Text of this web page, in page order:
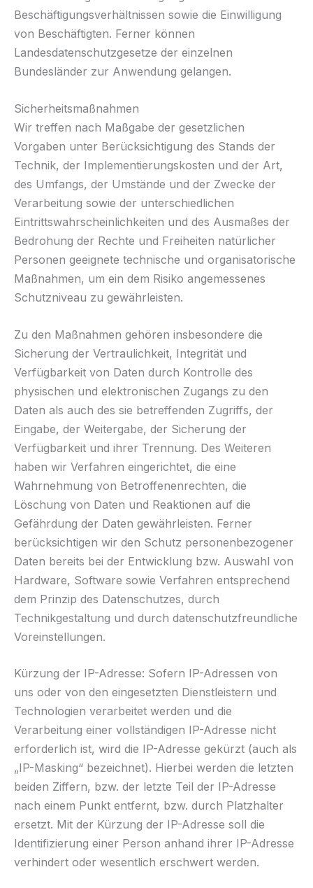
Beschäftigungsverhältnissen sowie die Einwilligung
von Beschäftigten. Ferner können
Landesdatenschutzgesetze der einzelnen
Bundesländer zur Anwendung gelangen.
Sicherheitsmaßnahmen
Wir treffen nach Maßgabe der gesetzlichen
Vorgaben unter Berücksichtigung des Stands der
Technik, der Implementierungskosten und der Art,
des Umfangs, der Umstände und der Zwecke der
Verarbeitung sowie der unterschiedlichen
Eintrittswahrscheinlichkeiten und des Ausmaßes der
Bedrohung der Rechte und Freiheiten natürlicher
Personen geeignete technische und organisatorische
Maßnahmen, um ein dem Risiko angemessenes
Schutzniveau zu gewährleisten.
Zu den Maßnahmen gehören insbesondere die
Sicherung der Vertraulichkeit, Integrität und
Verfügbarkeit von Daten durch Kontrolle des
physischen und elektronischen Zugangs zu den
Daten als auch des sie betreffenden Zugriffs, der
Eingabe, der Weitergabe, der Sicherung der
Verfügbarkeit und ihrer Trennung. Des Weiteren
haben wir Verfahren eingerichtet, die eine
Wahrnehmung von Betroffenenrechten, die
Löschung von Daten und Reaktionen auf die
Gefährdung der Daten gewährleisten. Ferner
berücksichtigen wir den Schutz personenbezogener
Daten bereits bei der Entwicklung bzw. Auswahl von
Hardware, Software sowie Verfahren entsprechend
dem Prinzip des Datenschutzes, durch
Technikgestaltung und durch datenschutzfreundliche
Voreinstellungen.
Kürzung der IP-Adresse: Sofern IP-Adressen von
uns oder von den eingesetzten Dienstleistern und
Technologien verarbeitet werden und die
Verarbeitung einer vollständigen IP-Adresse nicht
erforderlich ist, wird die IP-Adresse gekürzt (auch als
„IP-Masking“ bezeichnet). Hierbei werden die letzten
beiden Ziffern, bzw. der letzte Teil der IP-Adresse
nach einem Punkt entfernt, bzw. durch Platzhalter
ersetzt. Mit der Kürzung der IP-Adresse soll die
Identifizierung einer Person anhand ihrer IP-Adresse
verhindert oder wesentlich erschwert werden.